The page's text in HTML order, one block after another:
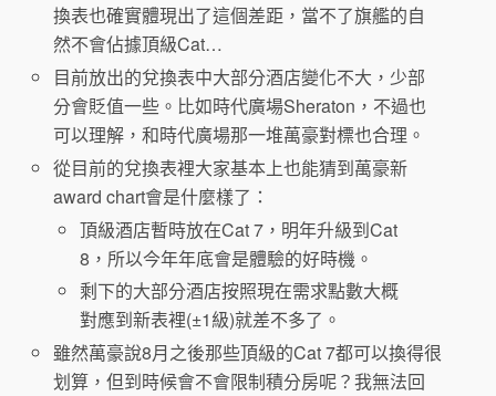
換表也確實體現出了這個差距，當不了旗艦的自
然不會佔據頂級Cat…
目前放出的兌換表中大部分酒店變化不大，少部
分會貶值一些。比如時代廣場Sheraton，不過也
可以理解，和時代廣場那一堆萬豪對標也合理。
從目前的兌換表裡大家基本上也能猜到萬豪新
award chart會是什麼樣了：
頂級酒店暫時放在Cat 7，明年升級到Cat
8，所以今年年底會是體驗的好時機。
剩下的大部分酒店按照現在需求點數大概
對應到新表裡(±1級)就差不多了。
雖然萬豪說8月之後那些頂級的Cat 7都可以換得很
划算，但到時候會不會限制積分房呢？我無法回